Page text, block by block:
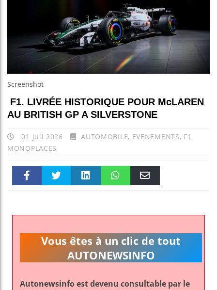
Screenshot
F1. LIVRÉE HISTORIQUE POUR McLAREN
AU BRITISH GP A SILVERSTONE
01 Juil 2026 AUTOMOBILE, EVENEMENTS, F1 ,
MONOPLACES
k pt
Vous êtes à un clic de tout
AUTONEWSINFO
Autonewsinfo est devenu consultable par le